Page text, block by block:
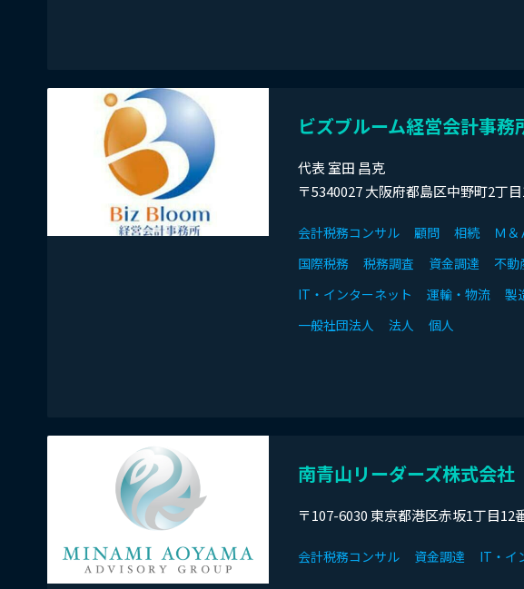
ビズブルーム経営会計事務
代表 室田 昌克
〒5340027 大阪府都島区中野町2丁
会計税務コンサル 顧問 相続 Ｍ＆
国際税務
税務調査 資金調達 不動
IT・インターネット
運輸・物流 製
一般社団法人
法人 個人
南青山リーダーズ株式会社
〒107-6030 東京都港区赤坂1丁目12
会計税務コンサル 資金調達 IT・イ